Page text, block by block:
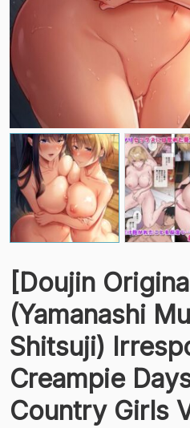
[Doujin
(Yamanashi
Shitsuji)
Creampie
Country Girls